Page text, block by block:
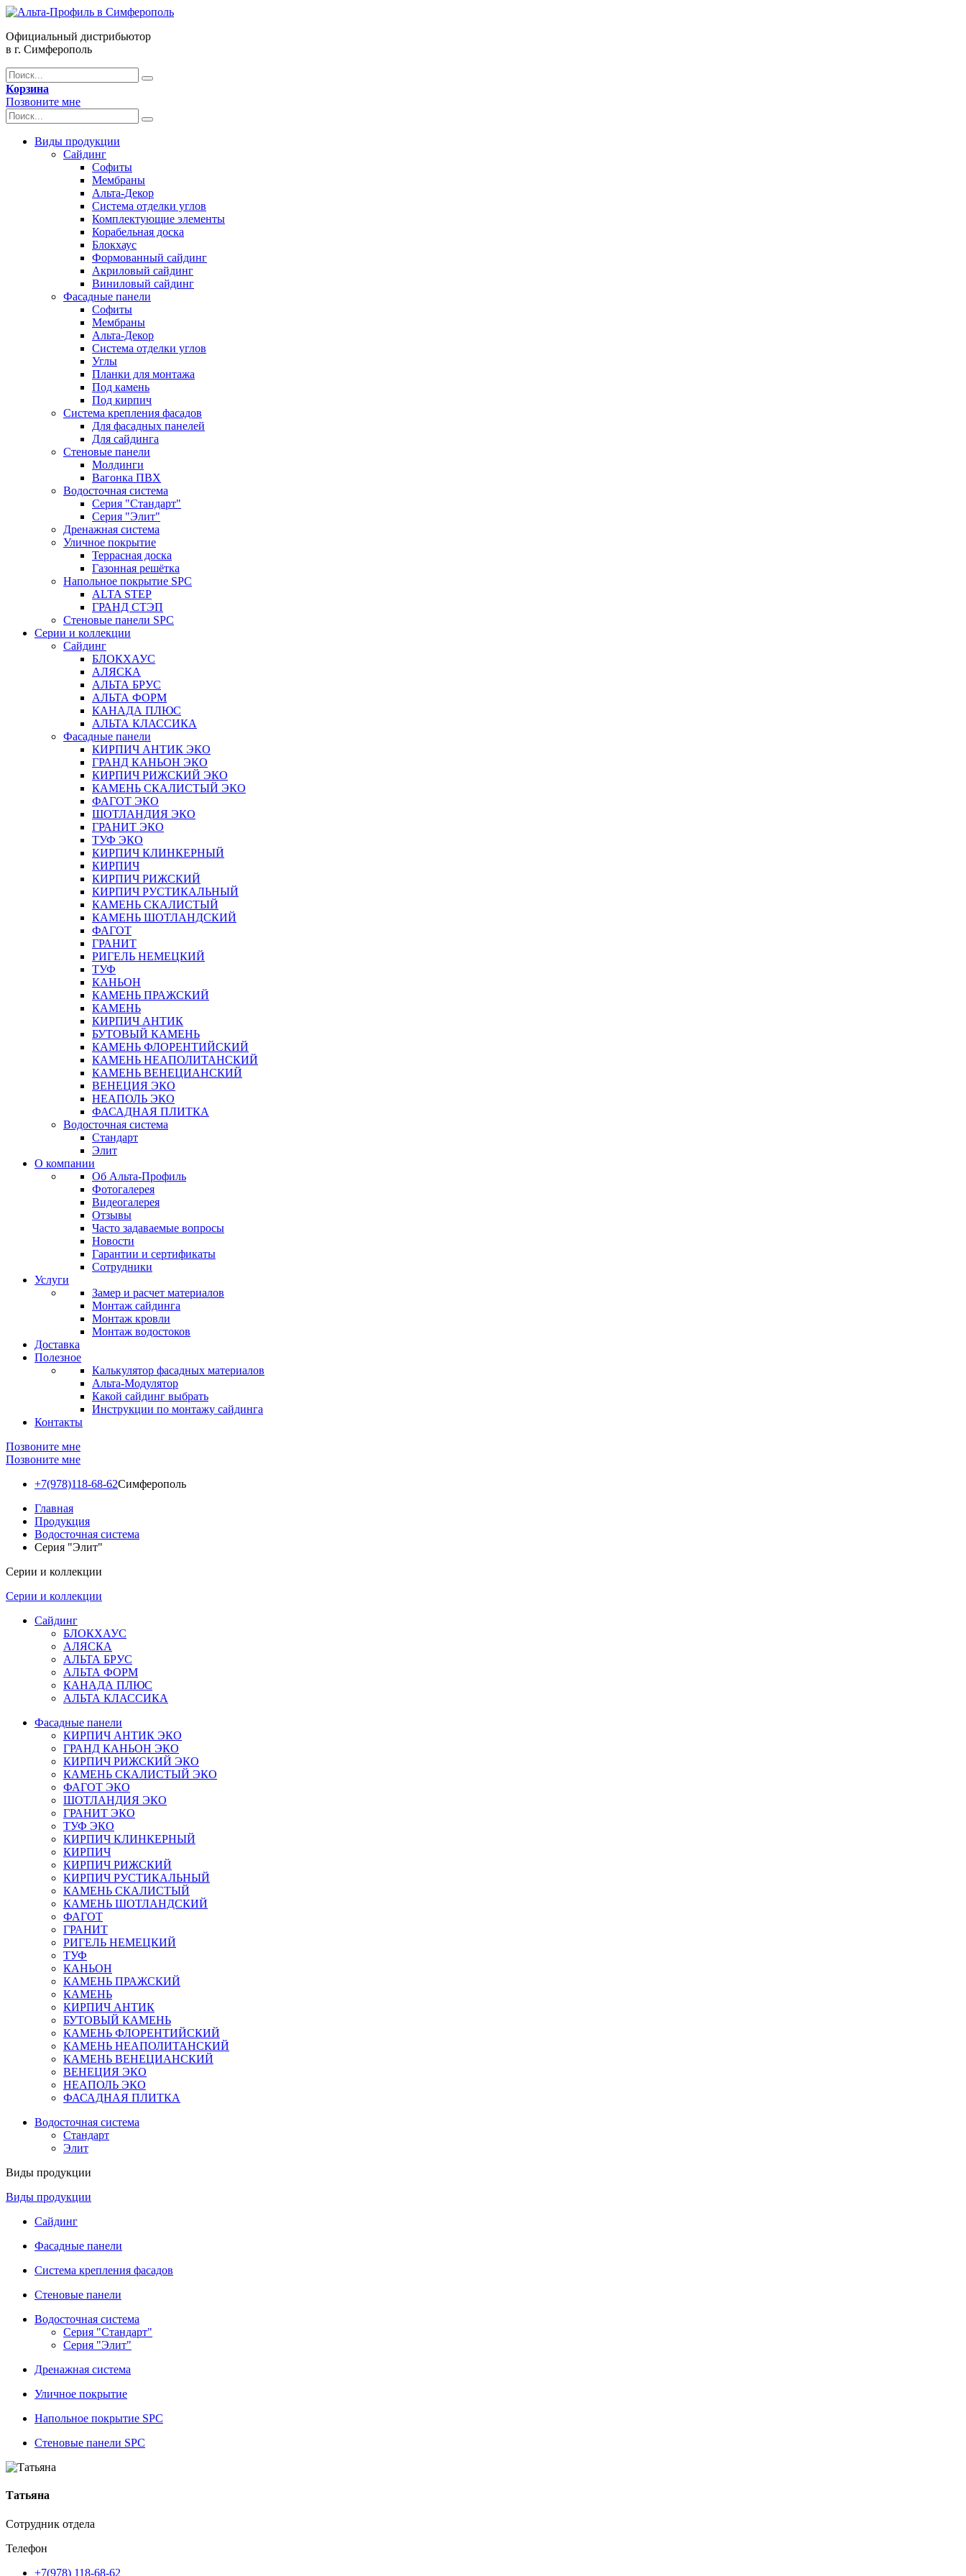
Официальный дистрибьютор
в г. Симферополь
Корзина
Позвоните мне
Виды продукции
Сайдинг
Софиты
Мембраны
Альта-Декор
Система отделки углов
Комплектующие элементы
Корабельная доска
Блокхаус
Формованный сайдинг
Акриловый сайдинг
Виниловый сайдинг
Фасадные панели
Софиты
Мембраны
Альта-Декор
Система отделки углов
Углы
Планки для монтажа
Под камень
Под кирпич
Система крепления фасадов
Для фасадных панелей
Для сайдинга
Стеновые панели
Молдинги
Вагонка ПВХ
Водосточная система
Серия "Стандарт"
Серия "Элит"
Дренажная система
Уличное покрытие
Террасная доска
Газонная решётка
Напольное покрытие SPC
ALTA STEP
ГРАНД СТЭП
Стеновые панели SPC
Серии и коллекции
Сайдинг
БЛОКХАУС
АЛЯСКА
АЛЬТА БРУС
АЛЬТА ФОРМ
КАНАДА ПЛЮС
АЛЬТА КЛАССИКА
Фасадные панели
КИРПИЧ АНТИК ЭКО
ГРАНД КАНЬОН ЭКО
КИРПИЧ РИЖСКИЙ ЭКО
КАМЕНЬ СКАЛИСТЫЙ ЭКО
ФАГОТ ЭКО
ШОТЛАНДИЯ ЭКО
ГРАНИТ ЭКО
ТУФ ЭКО
КИРПИЧ КЛИНКЕРНЫЙ
КИРПИЧ
КИРПИЧ РИЖСКИЙ
КИРПИЧ РУСТИКАЛЬНЫЙ
КАМЕНЬ СКАЛИСТЫЙ
КАМЕНЬ ШОТЛАНДСКИЙ
ФАГОТ
ГРАНИТ
РИГЕЛЬ НЕМЕЦКИЙ
ТУФ
КАНЬОН
КАМЕНЬ ПРАЖСКИЙ
КАМЕНЬ
КИРПИЧ АНТИК
БУТОВЫЙ КАМЕНЬ
КАМЕНЬ ФЛОРЕНТИЙСКИЙ
КАМЕНЬ НЕАПОЛИТАНСКИЙ
КАМЕНЬ ВЕНЕЦИАНСКИЙ
ВЕНЕЦИЯ ЭКО
НЕАПОЛЬ ЭКО
ФАСАДНАЯ ПЛИТКА
Водосточная система
Стандарт
Элит
О компании
Об Альта-Профиль
Фотогалерея
Видеогалерея
Отзывы
Часто задаваемые вопросы
Новости
Гарантии и сертификаты
Сотрудники
Услуги
Замер и расчет материалов
Монтаж сайдинга
Монтаж кровли
Монтаж водостоков
Доставка
Полезное
Калькулятор фасадных материалов
Альта-Модулятор
Какой сайдинг выбрать
Инструкции по монтажу сайдинга
Контакты
Позвоните мне
Позвоните мне
+7(978)118-68-62Симферополь
Главная
Продукция
Водосточная система
Серия "Элит"
Серии и коллекции
Серии и коллекции
Сайдинг
БЛОКХАУС
АЛЯСКА
АЛЬТА БРУС
АЛЬТА ФОРМ
КАНАДА ПЛЮС
АЛЬТА КЛАССИКА
Фасадные панели
КИРПИЧ АНТИК ЭКО
ГРАНД КАНЬОН ЭКО
КИРПИЧ РИЖСКИЙ ЭКО
КАМЕНЬ СКАЛИСТЫЙ ЭКО
ФАГОТ ЭКО
ШОТЛАНДИЯ ЭКО
ГРАНИТ ЭКО
ТУФ ЭКО
КИРПИЧ КЛИНКЕРНЫЙ
КИРПИЧ
КИРПИЧ РИЖСКИЙ
КИРПИЧ РУСТИКАЛЬНЫЙ
КАМЕНЬ СКАЛИСТЫЙ
КАМЕНЬ ШОТЛАНДСКИЙ
ФАГОТ
ГРАНИТ
РИГЕЛЬ НЕМЕЦКИЙ
ТУФ
КАНЬОН
КАМЕНЬ ПРАЖСКИЙ
КАМЕНЬ
КИРПИЧ АНТИК
БУТОВЫЙ КАМЕНЬ
КАМЕНЬ ФЛОРЕНТИЙСКИЙ
КАМЕНЬ НЕАПОЛИТАНСКИЙ
КАМЕНЬ ВЕНЕЦИАНСКИЙ
ВЕНЕЦИЯ ЭКО
НЕАПОЛЬ ЭКО
ФАСАДНАЯ ПЛИТКА
Водосточная система
Стандарт
Элит
Виды продукции
Виды продукции
Сайдинг
Фасадные панели
Система крепления фасадов
Стеновые панели
Водосточная система
Серия "Стандарт"
Серия "Элит"
Дренажная система
Уличное покрытие
Напольное покрытие SPC
Стеновые панели SPC
Татьяна
Сотрудник отдела
Телефон
+7(978) 118-68-62